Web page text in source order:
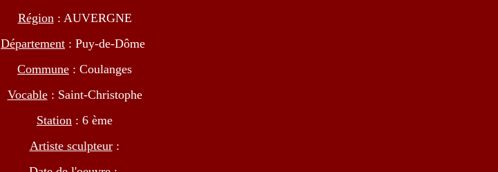
Région: AUVERGNE
Département : Puy-de-Dôme
Commune : Coulanges
Vocable: Saint-Christophe
Station : 6 ème
Artiste sculpteur: